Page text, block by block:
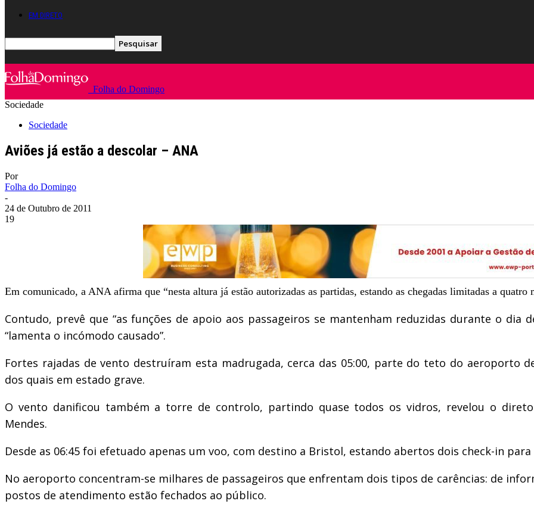
EM DIRETO
Folha do Domingo
Sociedade
Sociedade
Aviões já estão a descolar – ANA
Por
Folha do Domingo
-
24 de Outubro de 2011
19
Em comunicado, a ANA afirma que “nesta altura já estão autorizadas as partidas, estando as chegadas limitadas a quatro
Contudo, prevê que “as funções de apoio aos passageiros se mantenham reduzidas durante o dia
“lamenta o incómodo causado”.
Fortes rajadas de vento destruíram esta madrugada, cerca das 05:00, parte do teto do aeroporto
dos quais em estado grave.
O vento danificou também a torre de controlo, partindo quase todos os vidros, revelou o
Mendes.
Desde as 06:45 foi efetuado apenas um voo, com destino a Bristol, estando abertos dois check-in
No aeroporto concentram-se milhares de passageiros que enfrentam dois tipos de carências: de
postos de atendimento estão fechados ao público.